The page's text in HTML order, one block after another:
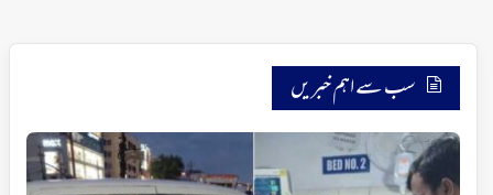
سب سے اہم خبریں